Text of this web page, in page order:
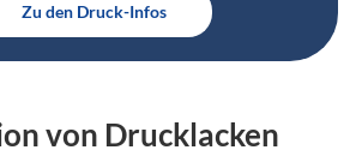
Zu den Druck-Infos
von Drucklacken